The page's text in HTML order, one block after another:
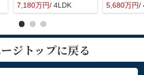
7,180万円/ 4LDK 5,680万円/
ジトップに戻る